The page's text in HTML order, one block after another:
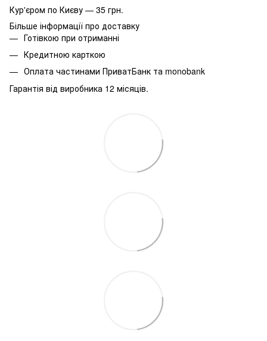
Кур'єром по Києву — 35 грн.
Більше інформації про доставку
Готівкою при отриманні
Кредитною карткою
Оплата частинами ПриватБанк та monobank
Гарантія від виробника 12 місяців.